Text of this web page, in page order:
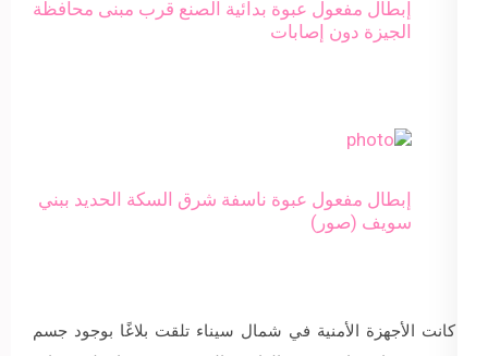
إبطال مفعول عبوة بدائية الصنع قرب مبنى محافظة
الجيزة دون إصابات
إبطال مفعول عبوة ناسفة شرق السكة الحديد ببني
سويف (صور)
كانت الأجهزة الأمنية في شمال سيناء تلقت بلاغًا بوجود جسم